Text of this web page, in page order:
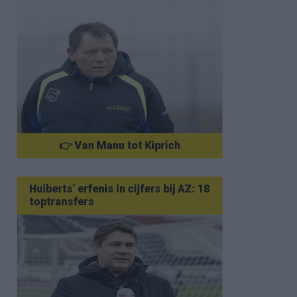
👉 Van Manu tot Kiprich
Huiberts’ erfenis in cijfers bij AZ: 18
toptransfers